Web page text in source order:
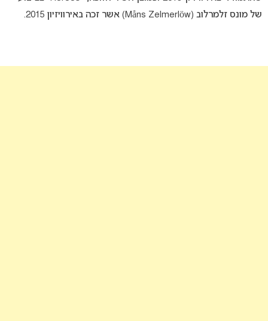
של מונס זלמרלוב (Måns Zelmerlöw) אשר זכה באירוויזיון 2015.